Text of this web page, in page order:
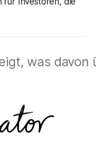
was davon